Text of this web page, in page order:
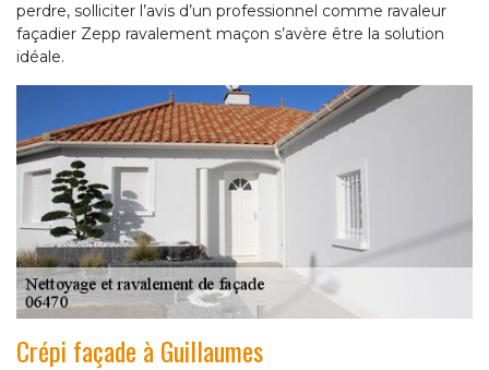
perdre, solliciter l’avis d’un professionnel comme ravaleur
façadier Zepp ravalement maçon s’avère être la solution
idéale.
Crépi façade à Guillaumes